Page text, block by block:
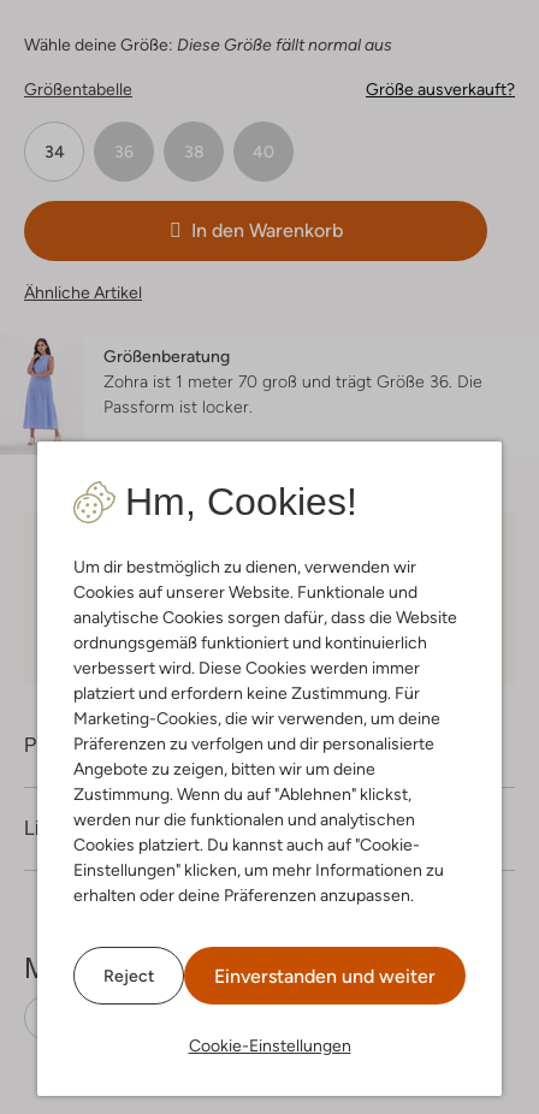
Hm, Cookies!
Um dir bestmöglich zu dienen, verwenden wir
Cookies auf unserer Website. Funktionale und
analytische Cookies sorgen dafür, dass die Website
ordnungsgemäß funktioniert und kontinuierlich
verbessert wird. Diese Cookies werden immer
platziert und erfordern keine Zustimmung. Für
Marketing-Cookies, die wir verwenden, um deine
Präferenzen zu verfolgen und dir personalisierte
Angebote zu zeigen, bitten wir um deine
Zustimmung. Wenn du auf "Ablehnen" klickst,
werden nur die funktionalen und analytischen
Cookies platziert. Du kannst auch auf "Cookie-
Einstellungen" klicken, um mehr Informationen zu
erhalten oder deine Präferenzen anzupassen.
Reject Einverstanden und weiter
Cookie-Einstellungen
Wähle deine Größe: Diese Größe fällt normal aus
Größentabelle Größe ausverkauft?
34 36 38 40
In den Warenkorb
Ähnliche Artikel
Größenberatung
Zohra ist 1 meter 70 groß und trägt Größe 36. Die
Passform ist locker
Mitglieder in Deutschland
Kauf auf Rechnung 30 TagenRückgaberecht
Produktinformation
Lieferung & Rückgabe
Mehr sehen